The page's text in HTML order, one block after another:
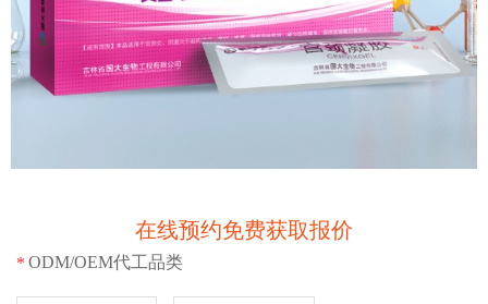
在线预约免费获取报价
* ODM/OEM代工品类